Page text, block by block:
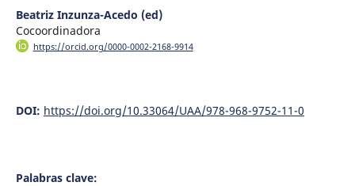
Beatriz Inzunza-Acedo (ed)
Cocoordinadora
https://orcid.org/0000-0002-2168-9914
DOI: https://doi.org/10.33064/UAA/978-968-9752-11-0
Palabras clave: